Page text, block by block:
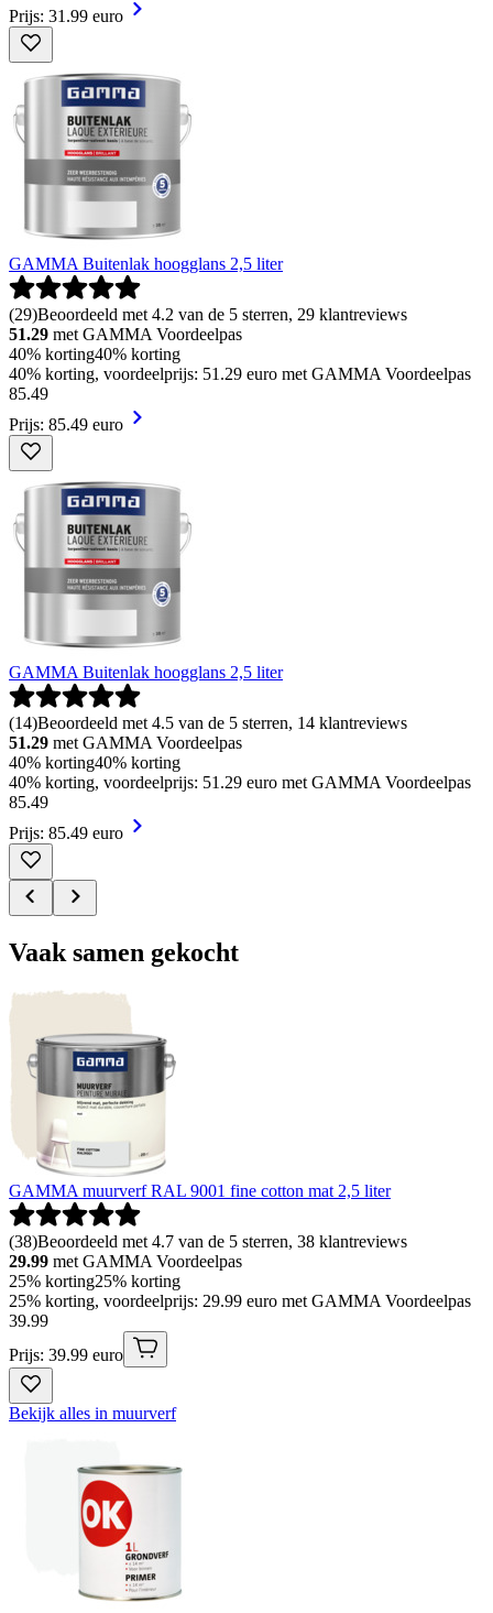
Prijs: 31.99 euro
GAMMA Buitenlak hoogglans 2,5 liter
(29)Beoordeeld met 4.2 van de 5 sterren, 29 klantreviews
51.29 met GAMMA Voordeelpas
40% korting40% korting
40% korting, voordeelprijs: 51.29 euro met GAMMA Voordeelpas
85.49
Prijs: 85.49 euro
GAMMA Buitenlak hoogglans 2,5 liter
(14)Beoordeeld met 4.5 van de 5 sterren, 14 klantreviews
51.29 met GAMMA Voordeelpas
40% korting40% korting
40% korting, voordeelprijs: 51.29 euro met GAMMA Voordeelpas
85.49
Prijs: 85.49 euro
Vaak samen gekocht
GAMMA muurverf RAL 9001 fine cotton mat 2,5 liter
(38)Beoordeeld met 4.7 van de 5 sterren, 38 klantreviews
29.99 met GAMMA Voordeelpas
25% korting25% korting
25% korting, voordeelprijs: 29.99 euro met GAMMA Voordeelpas
39.99
Prijs: 39.99 euro
Bekijk alles in muurverf